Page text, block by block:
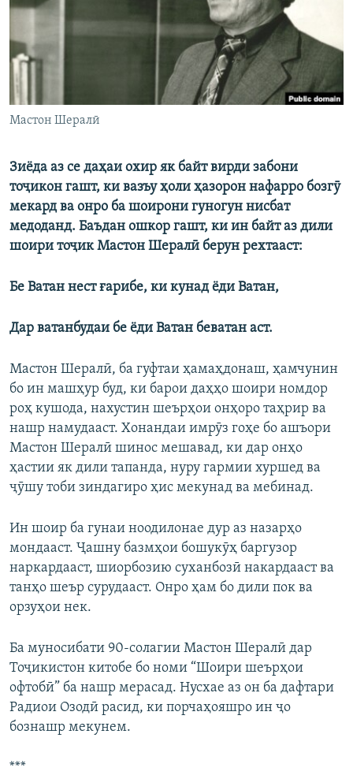
ПАЙГИРӢ КУНЕД
Ҳамаи сомонаҳои RFE/RL
Мастон Шералӣ
Зиёда аз се даҳаи охир як байт вирди забони
тоҷикон гашт, ки вазъу ҳоли ҳазорон нафарро бозгӯ
мекард ва онро ба шоирони гуногун нисбат
медоданд. Баъдан ошкор гашт, ки ин байт аз дили
шоири тоҷик Мастон Шералӣ берун рехтааст:
Бе Ватан нест ғарибе, ки кунад ёди Ватан,
Дар ватанбудаи бе ёди Ватан беватан аст.
Мастон Шералӣ, ба гуфтаи ҳамаҳдонаш, ҳамчунин
бо ин машҳур буд, ки барои даҳҳо шоири номдор
роҳ кушода, нахустин шеърҳои онҳоро таҳрир ва
нашр намудааст. Хонандаи имрӯз гоҳе бо ашъори
Мастон Шералӣ шинос мешавад, ки дар онҳо
ҳастии як дили тапанда, нуру гармии хуршед ва
ҷӯшу тоби зиндагиро ҳис мекунад ва мебинад.
Ин шоир ба гунаи ноодилонае дур аз назарҳо
мондааст. Ҷашну базмҳои бошукӯҳ баргузор
наркардааст, шиорбозию суханбозӣ накардааст ва
танҳо шеър сурудааст. Онро ҳам бо дили пок ва
орзуҳои нек.
Ба муносибати 90-солагии Мастон Шералӣ дар
Тоҷикистон китобе бо номи “Шоири шеърҳои
офтобӣ” ба нашр мерасад. Нусхае аз он ба дафтари
Радиои Озодӣ расид, ки порчаҳояшро ин ҷо
бознашр мекунем.
***